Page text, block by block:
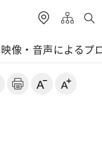
映像・音声によるプ